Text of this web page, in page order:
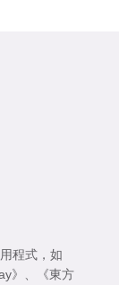
程式，如
》
《東方